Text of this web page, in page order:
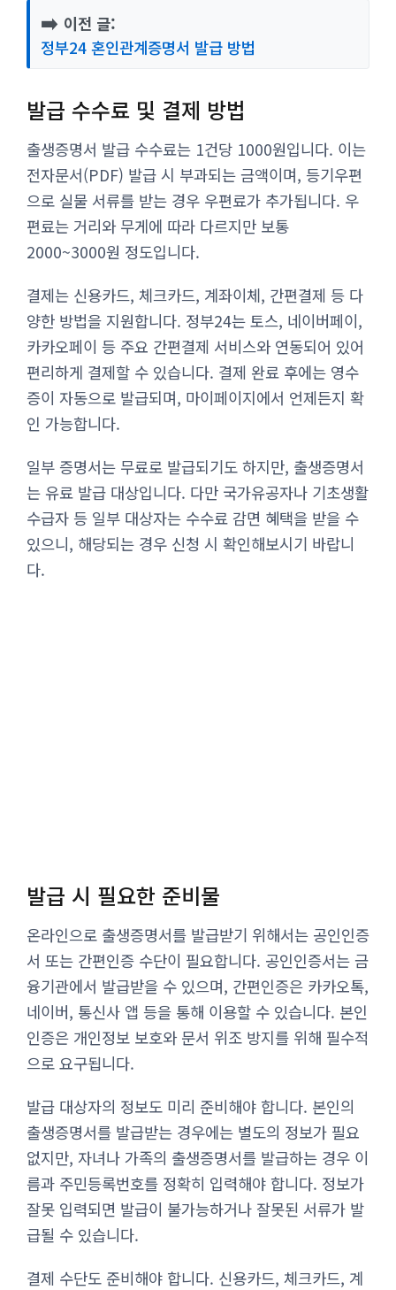
➡️ 이전 글:
정부24 혼인관계증명서 발급 방법
발급 수수료 및 결제 방법
출생증명서 발급 수수료는 1건당 1000원입니다. 이는
전자문서(PDF) 발급 시 부과되는 금액이며, 등기우편
으로 실물 서류를 받는 경우 우편료가 추가됩니다. 우
편료는 거리와 무게에 따라 다르지만 보통
2000~3000원 정도입니다.
결제는 신용카드, 체크카드, 계좌이체, 간편결제 등 다
양한 방법을 지원합니다. 정부24는 토스, 네이버페이,
카카오페이 등 주요 간편결제 서비스와 연동되어 있어
편리하게 결제할 수 있습니다. 결제 완료 후에는 영수
증이 자동으로 발급되며, 마이페이지에서 언제든지 확
인 가능합니다.
일부 증명서는 무료로 발급되기도 하지만, 출생증명서
는 유료 발급 대상입니다. 다만 국가유공자나 기초생활
수급자 등 일부 대상자는 수수료 감면 혜택을 받을 수
있으니, 해당되는 경우 신청 시 확인해보시기 바랍니
다.
발급 시 필요한 준비물
온라인으로 출생증명서를 발급받기 위해서는 공인인증
서 또는 간편인증 수단이 필요합니다. 공인인증서는 금
융기관에서 발급받을 수 있으며, 간편인증은 카카오톡,
네이버, 통신사 앱 등을 통해 이용할 수 있습니다. 본인
인증은 개인정보 보호와 문서 위조 방지를 위해 필수적
으로 요구됩니다.
발급 대상자의 정보도 미리 준비해야 합니다. 본인의
출생증명서를 발급받는 경우에는 별도의 정보가 필요
없지만, 자녀나 가족의 출생증명서를 발급하는 경우 이
름과 주민등록번호를 정확히 입력해야 합니다. 정보가
잘못 입력되면 발급이 불가능하거나 잘못된 서류가 발
급될 수 있습니다.
결제 수단도 준비해야 합니다. 신용카드, 체크카드, 계